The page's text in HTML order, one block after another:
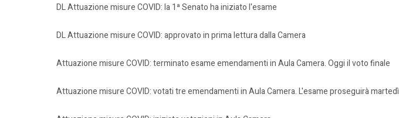
DL Attuazione misure COVID: la 1ª Senato ha iniziato l'esame
DL Attuazione misure COVID: approvato in prima lettura dalla Camera
Attuazione misure COVID: terminato esame emendamenti in Aula Camera. Oggi il voto finale
Attuazione misure COVID: votati tre emendamenti in Aula Camera. L'esame proseguirà martedì